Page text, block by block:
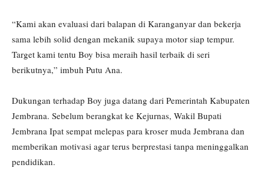
“Kami akan evaluasi dari balapan di Karanganyar dan bekerja
sama lebih solid dengan mekanik supaya motor siap tempur.
Target kami tentu Boy bisa meraih hasil terbaik di seri
berikutnya,” imbuh Putu Ana.
Dukungan terhadap Boy juga datang dari Pemerintah Kabupaten
Jembrana. Sebelum berangkat ke Kejurnas, Wakil Bupati
Jembrana Ipat sempat melepas para kroser muda Jembrana dan
memberikan motivasi agar terus berprestasi tanpa meninggalkan
pendidikan.